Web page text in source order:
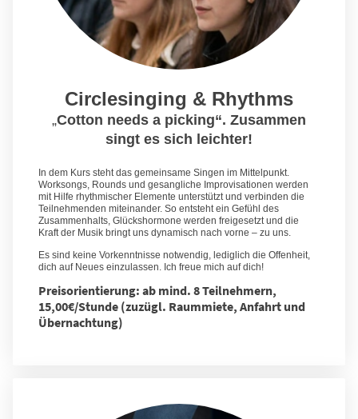
Circlesinging & Rhythms
„Cotton needs a picking“. Zusammen
singt es sich leichter!
In dem Kurs steht das gemeinsame Singen im Mittelpunkt.
Worksongs, Rounds und gesangliche Improvisationen werden
mit Hilfe rhythmischer Elemente unterstützt und verbinden die
Teilnehmenden miteinander. So entsteht ein Gefühl des
Zusammenhalts, Glückshormone werden freigesetzt und die
Kraft der Musik bringt uns dynamisch nach vorne – zu uns.
Es sind keine Vorkenntnisse notwendig, lediglich die Offenheit,
dich auf Neues einzulassen. Ich freue mich auf dich!
Preisorientierung: ab mind. 8 Teilnehmern,
15,00€/Stunde (zuzügl. Raummiete, Anfahrt und
Übernachtung)